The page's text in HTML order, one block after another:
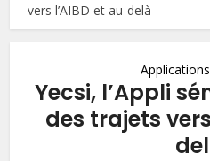
vers l’AIBD et au-delà
Yecsi, l’Appli
des trajets